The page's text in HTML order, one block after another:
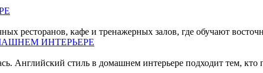
ресторанов, кафе и тренажерных залов, где обучают
ИНТЕРЬЕРЕ
Английский стиль в домашнем интерьере подходит тем,